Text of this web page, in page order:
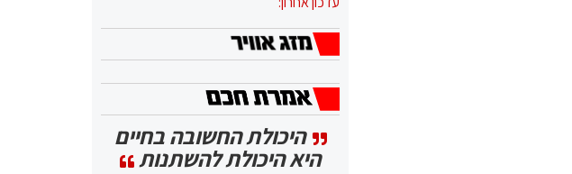
היכולת החשובה בחיים
היא היכולת להשתנות